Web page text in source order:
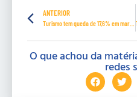
ANTERIOR
O que achou da
redes